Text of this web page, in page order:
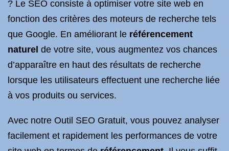
? Le SEO consiste à optimiser votre site web en
fonction des critères des moteurs de recherche tels
que Google. En améliorant le référencement
naturel de votre site, vous augmentez vos chances
d’apparaître en haut des résultats de recherche
lorsque les utilisateurs effectuent une recherche liée
à vos produits ou services.
Avec notre Outil SEO Gratuit, vous pouvez analyser
facilement et rapidement les performances de votre